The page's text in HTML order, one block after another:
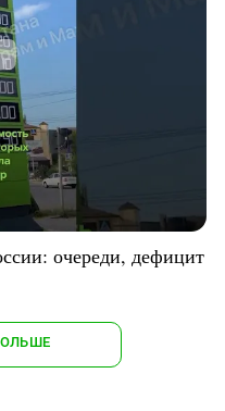
очереди, дефицит